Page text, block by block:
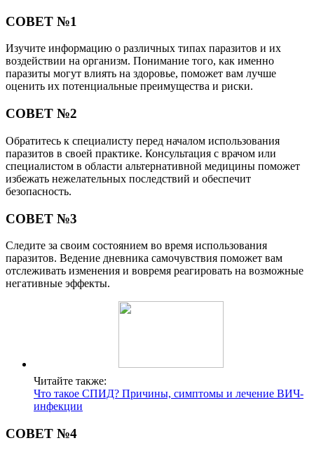
СОВЕТ №1
Изучите информацию о различных типах паразитов и их
воздействии на организм. Понимание того, как именно
паразиты могут влиять на здоровье, поможет вам лучше
оценить их потенциальные преимущества и риски.
СОВЕТ №2
Обратитесь к специалисту перед началом использования
паразитов в своей практике. Консультация с врачом или
специалистом в области альтернативной медицины поможет
избежать нежелательных последствий и обеспечит
безопасность.
СОВЕТ №3
Следите за своим состоянием во время использования
паразитов. Ведение дневника самочувствия поможет вам
отслеживать изменения и вовремя реагировать на возможные
негативные эффекты.
Читайте также:
Что такое СПИД? Причины, симптомы и лечение ВИЧ-
инфекции
СОВЕТ №4